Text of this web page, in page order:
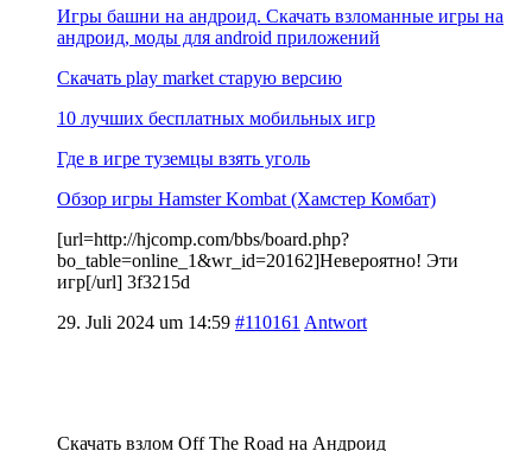
Игры башни на андроид. Скачать взломанные игры на
андроид, моды для android приложений
Скачать play market старую версию
10 лучших бесплатных мобильных игр
Где в игре туземцы взять уголь
Обзор игры Hamster Kombat (Хамстер Комбат)
[url=http://hjcomp.com/bbs/board.php?
bo_table=online_1&wr_id=20162]Невероятно! Эти
игр[/url] 3f3215d
29. Juli 2024 um 14:59 #110161 Antwort
Скачать взлом Off The Road на Андроид